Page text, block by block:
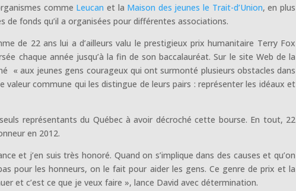
comme Leucan et la Maison des jeunes le Trait-d’Union, en plus
de fonds qu’il a organisées pour différentes associations.
de 22 ans lui a d’ailleurs valu le prestigieux prix humanitaire Terry Fox
chaque année jusqu’à la fin de son baccalauréat. Sur le site Web de la
« aux jeunes gens courageux qui ont surmonté plusieurs obstacles dans
commune qui les distingue de leurs pairs : représenter les idéaux et
représentants du Québec à avoir décroché cette bourse. En tout, 22
en 2012.
et j’en suis très honoré. Quand on s’implique dans des causes et qu’on
pour les honneurs, on le fait pour aider les gens. Ce genre de prix et la
et c’est ce que je veux faire », lance David avec détermination.